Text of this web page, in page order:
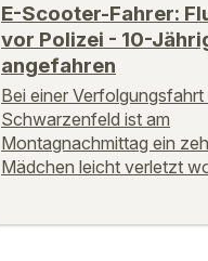
E-Scooter-Fahrer:
vor Polizei - 10-
angefahren
Bei einer Verfolgungsfahrt
Schwarzenfeld ist am
Montagnachmittag ein
Mädchen leicht verletzt